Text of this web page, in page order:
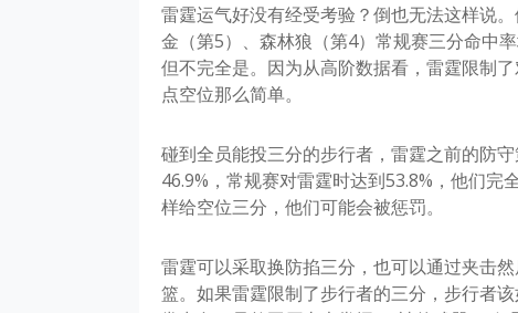
雷霆运气好没有经受考验？倒也无法这样说
金（第5）、森林狼（第4）常规赛三分命中
但不完全是。因为从高阶数据看，雷霆限制
点空位那么简单。
碰到全员能投三分的步行者，雷霆之前的防
46.9%，常规赛对雷霆时达到53.8%，他们
样给空位三分，他们可能会被惩罚。
雷霆可以采取换防掐三分，也可以通过夹击
篮。如果雷霆限制了步行者的三分，步行者